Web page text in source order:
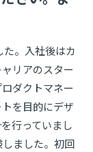
た。入社後はカ
リアのスター
ダクトマネー
を目的にデザ
行っていまし
ました。初回